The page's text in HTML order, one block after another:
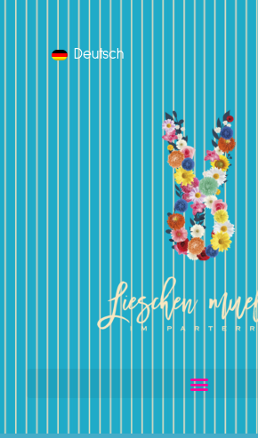
Deutsch